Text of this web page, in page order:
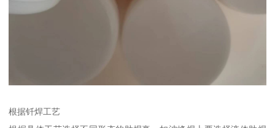
根据钎焊工艺